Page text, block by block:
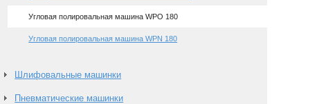
Угловая полировальная машина WPO 180
Угловая полировальная машина WPN 180
Шлифовальные машинки
Пневматические машинки